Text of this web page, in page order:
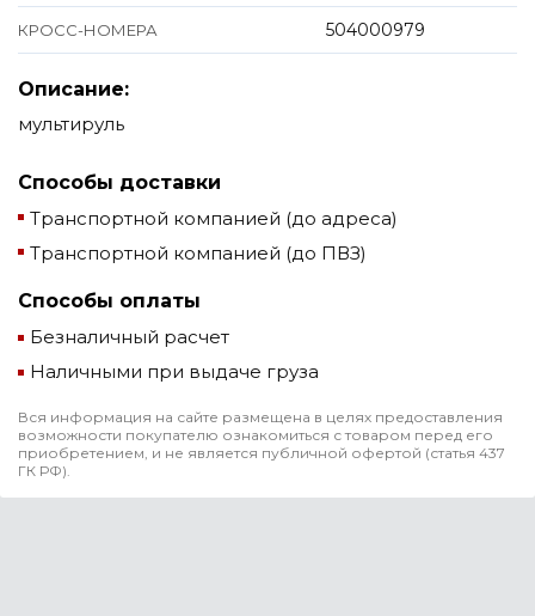
КРОСС-НОМЕРА 504000979
Описание:
мультируль
Способы доставки
Транспортной компанией (до адреса)
Транспортной компанией (до ПВЗ)
Способы оплаты
Безналичный расчет
Наличными при выдаче груза
Вся информация на сайте размещена в целях предоставления
возможности покупателю ознакомиться с товаром перед его
приобретением, и не является публичной офертой (статья 437
ГК РФ).